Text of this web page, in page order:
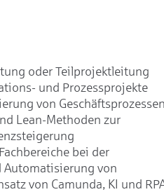
oder Teilprojektleitung
und Prozessprojekte
von
Lean-Methoden zur
bei der
von
von Camunda, KI und